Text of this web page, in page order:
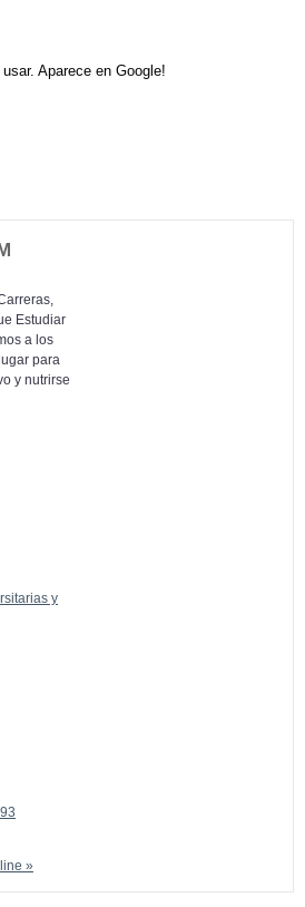
Aparece en Google!
Estudiar
a los
para
y nutrirse
y
»